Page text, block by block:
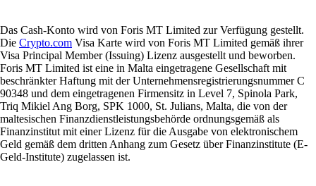
Das Cash-Konto wird von Foris MT Limited zur Verfügung gestellt.
Die Crypto.com Visa Karte wird von Foris MT Limited gemäß ihrer
Visa Principal Member (Issuing) Lizenz ausgestellt und beworben.
Foris MT Limited ist eine in Malta eingetragene Gesellschaft mit
beschränkter Haftung mit der Unternehmensregistrierungsnummer C
90348 und dem eingetragenen Firmensitz in Level 7, Spinola Park,
Triq Mikiel Ang Borg, SPK 1000, St. Julians, Malta, die von der
maltesischen Finanzdienstleistungsbehörde ordnungsgemäß als
Finanzinstitut mit einer Lizenz für die Ausgabe von elektronischem
Geld gemäß dem dritten Anhang zum Gesetz über Finanzinstitute (E-
Geld-Institute) zugelassen ist.